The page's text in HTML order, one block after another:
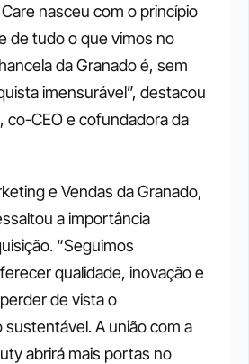
nasceu com o princípio
de tudo o que vimos no
da Granado é, sem
imensurável”, destacou
co-CEO e cofundadora da
e Vendas da Granado,
a importância
“Seguimos
qualidade, inovação e
de vista o
A união com a
abrirá mais portas no